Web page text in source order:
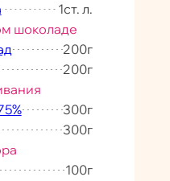
1ст. л.
шоколаде
200г
200г
300г
300г
100г